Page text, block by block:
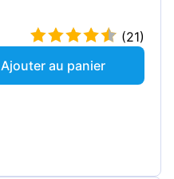
(21)
Ajouter au panier